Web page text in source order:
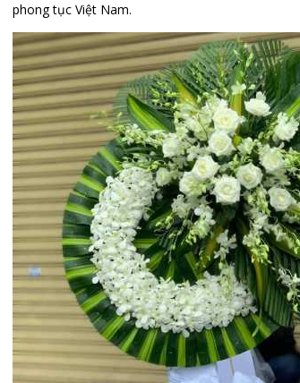
phong tục Việt Nam.